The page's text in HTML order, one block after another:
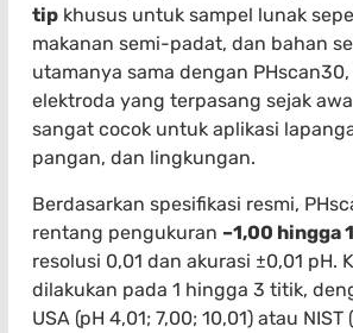
tip khusus untuk sampel lunak
makanan semi-padat, dan bahan
utamanya sama dengan
elektroda yang terpasang sejak
sangat cocok untuk aplikasi
pangan, dan lingkungan.
Berdasarkan spesifikasi resmi,
rentang pengukuran –1,00 hingga
resolusi 0,01 dan akurasi ±0,01 pH.
dilakukan pada 1 hingga 3 titik,
USA (pH 4,01; 7,00; 10,01) atau NIST